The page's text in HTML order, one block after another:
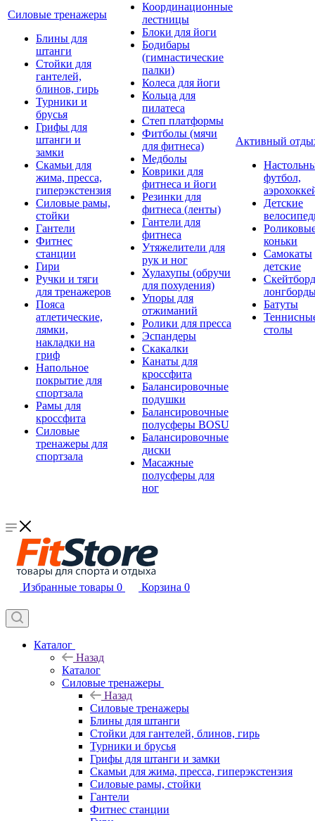
Силовые тренажеры
Блины для
штанги
Стойки для
гантелей,
блинов, гирь
Турники и
брусья
Грифы для
штанги и
замки
Скамьи для
жима, пресса,
гиперэкстензия
Силовые рамы,
стойки
Гантели
Фитнес
станции
Гири
Ручки и тяги
для тренажеров
Пояса
атлетические,
лямки,
накладки на
гриф
Напольное
покрытие для
спортзала
Рамы для
кроссфита
Силовые
тренажеры для
спортзала
Координационные
лестницы
Блоки для йоги
Бодибары
(гимнастические
палки)
Колеса для йоги
Кольца для
пилатеса
Степ платформы
Фитболы (мячи
для фитнеса)
Медболы
Коврики для
фитнеса и йоги
Резинки для
фитнеса (ленты)
Гантели для
фитнеса
Утяжелители для
рук и ног
Хулахупы (обручи
для похудения)
Упоры для
отжиманий
Ролики для пресса
Эспандеры
Скакалки
Канаты для
кроссфита
Балансировочные
подушки
Балансировочные
полусферы BOSU
Балансировочные
диски
Масажные
полусферы для
ног
Активный
футбол,
Детские
коньки
Самокаты
детские
Батуты
столы
Избранные товары 0 Корзина 0
Каталог
Назад
Каталог
Силовые тренажеры
Назад
Силовые тренажеры
Блины для штанги
Стойки для гантелей, блинов, гирь
Турники и брусья
Грифы для штанги и замки
Скамьи для жима, пресса, гиперэкстензия
Силовые рамы, стойки
Гантели
Фитнес станции